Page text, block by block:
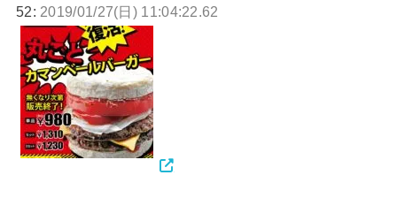
52: 2019/01/27(日) 11:04:22.62